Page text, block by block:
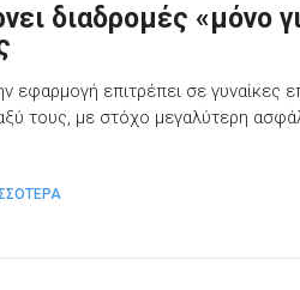
διαδρομές «μόνο
εφαρμογή επιτρέπει σε γυναίκες
τους, με στόχο μεγαλύτερη